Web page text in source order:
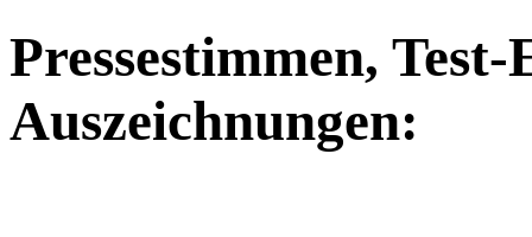
Pressestimmen,
Auszeichnungen: